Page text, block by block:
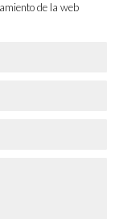
de la web